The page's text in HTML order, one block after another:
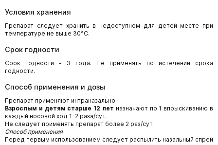
Условия хранения
Препарат следует хранить в недоступном для детей месте при
температуре не выше 30°С.
Срок годности
Срок годности - 3 года. Не применять по истечении срока
годности.
Способ применения и дозы
Препарат применяют интраназально.
Взрослым и детям старше 12 лет назначают по 1 впрыскиванию в
каждый носовой ход 1-2 раза/сут.
Не следует применять препарат более 2 раз/сут.
Способ применения
Перед первым использованием следует распылить назальный спрей